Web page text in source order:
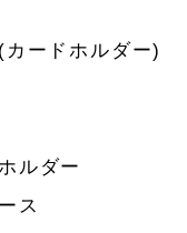
ードホルダー)
ルダー
ス